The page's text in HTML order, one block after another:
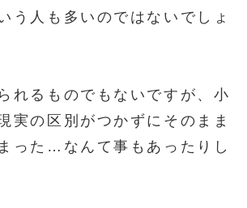
う人も多いのではないでしょ
れるものでもないですが、小
実の区別がつかずにそのまま
った…なんて事もあったりし